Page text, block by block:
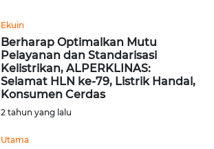
Ekuin
Berharap Optimalkan Mutu
Pelayanan dan Standarisasi
Kelistrikan, ALPERKLINAS:
Selamat HLN ke-79, Listrik Handal,
Konsumen Cerdas
2 tahun yang lalu
Utama